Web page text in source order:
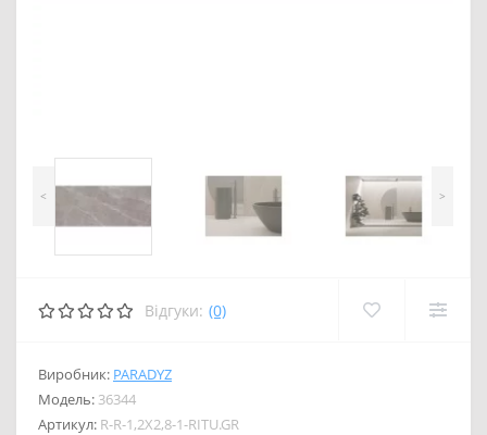
< >
Відгуки: (0)
Виробник: PARADYZ
Модель: 36344
Артикул: R-R-1,2X2,8-1-RITU.GR